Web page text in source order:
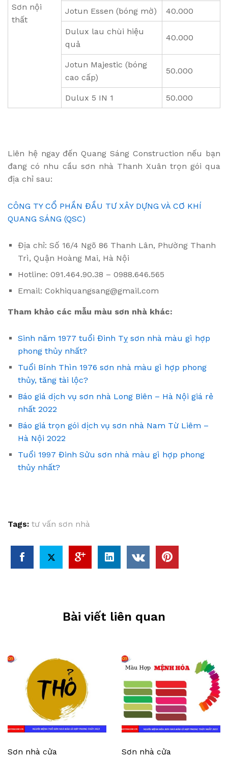
Sơn nội
thất
Jotun Essen (bóng mờ) 40.000
Dulux lau chùi hiệu
quả
40.000
Jotun Majestic (bóng
cao cấp)
50.000
Dulux 5 IN 1 50.000
Liên hệ ngay đến Quang Sáng Construction nếu bạn
đang có nhu cầu sơn nhà Thanh Xuân trọn gói qua
địa chỉ sau:
CÔNG TY CỔ PHẦN ĐẦU TƯ XÂY DỰNG VÀ CƠ KHÍ
QUANG SÁNG (QSC)
Địa chỉ: Số 16/4 Ngõ 86 Thanh Lân, Phường Thanh
Trì, Quận Hoàng Mai, Hà Nội
Hotline: 091.464.90.38 – 0988.646.565
Email: Cokhiquangsang@gmail.com
Tham khảo các mẫu màu sơn nhà khác:
Sinh năm 1977 tuổi Đinh Tỵ sơn nhà màu gì hợp
phong thủy nhất?
Tuổi Bính Thìn 1976 sơn nhà màu gì hợp phong
thủy, tăng tài lộc?
Báo giá dịch vụ sơn nhà Long Biên – Hà Nội giá rẻ
nhất 2022
Báo giá trọn gói dịch vụ sơn nhà Nam Từ Liêm –
Hà Nội 2022
Tuổi 1997 Đinh Sửu sơn nhà màu gì hợp phong
thủy nhất?
Tags: tư vấn sơn nhà
Bài viết liên quan
Sơn nhà cửa Sơn nhà cửa